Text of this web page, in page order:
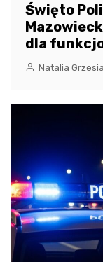
Święto
dla
Natalia